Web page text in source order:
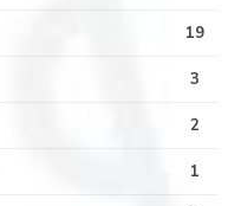
19
3
2
1